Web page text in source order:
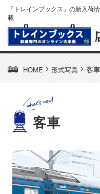
「トレインブックス」の新入荷
載
HOME > 形式写真 > 客車
客車